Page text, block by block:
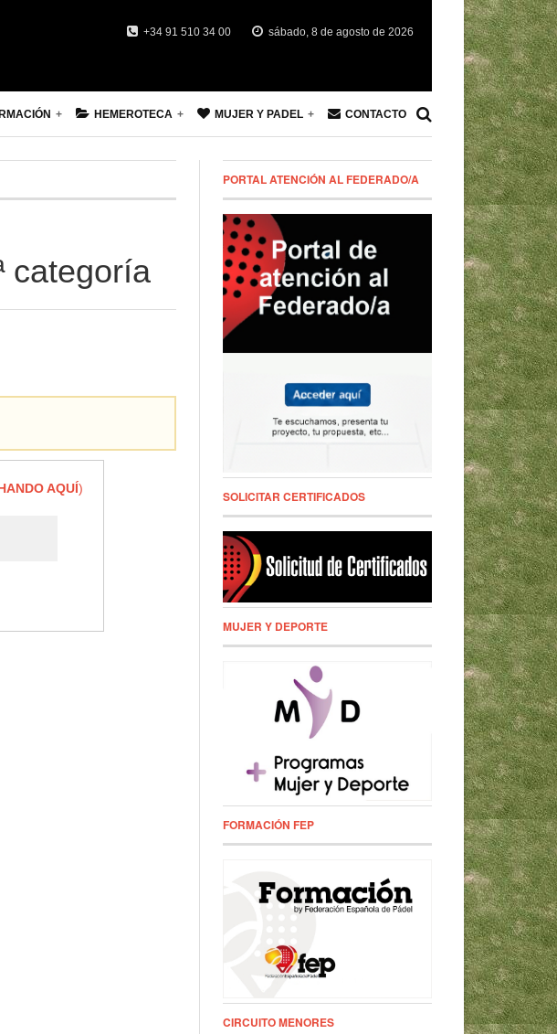
+34 91 510 34 00 sábado, 8 de agosto de 2026
HEMEROTECA MUJER Y PADEL CONTACTO
categoría
AQUÍ)
PORTAL ATENCIÓN AL FEDERADO/A
SOLICITAR CERTIFICADOS
MUJER Y DEPORTE
FORMACIÓN FEP
CIRCUITO MENORES